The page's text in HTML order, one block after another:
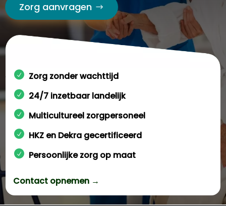
Zorg aanvragen
Zorg zonder wachttijd
24/7 inzetbaar landelijk
Multicultureel zorgpersoneel
HKZ en Dekra gecertificeerd
Persoonlijke zorg op maat
Contact opnemen →